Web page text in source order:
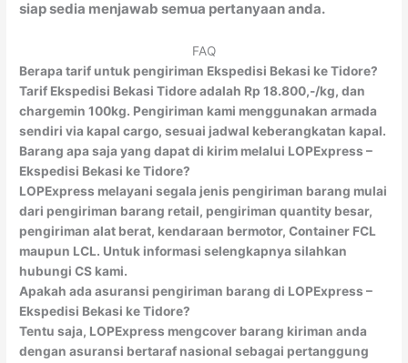
siap sedia menjawab semua pertanyaan anda.
FAQ
Berapa tarif untuk pengiriman Ekspedisi Bekasi ke Tidore?
Tarif Ekspedisi Bekasi Tidore adalah Rp 18.800,-/kg, dan
chargemin 100kg. Pengiriman kami menggunakan armada
sendiri via kapal cargo, sesuai jadwal keberangkatan kapal.
Barang apa saja yang dapat di kirim melalui LOPExpress –
Ekspedisi Bekasi ke Tidore?
LOPExpress melayani segala jenis pengiriman barang mulai
dari pengiriman barang retail, pengiriman quantity besar,
pengiriman alat berat, kendaraan bermotor, Container FCL
maupun LCL. Untuk informasi selengkapnya silahkan
hubungi CS kami.
Apakah ada asuransi pengiriman barang di LOPExpress –
Ekspedisi Bekasi ke Tidore?
Tentu saja, LOPExpress mengcover barang kiriman anda
dengan asuransi bertaraf nasional sebagai pertanggung